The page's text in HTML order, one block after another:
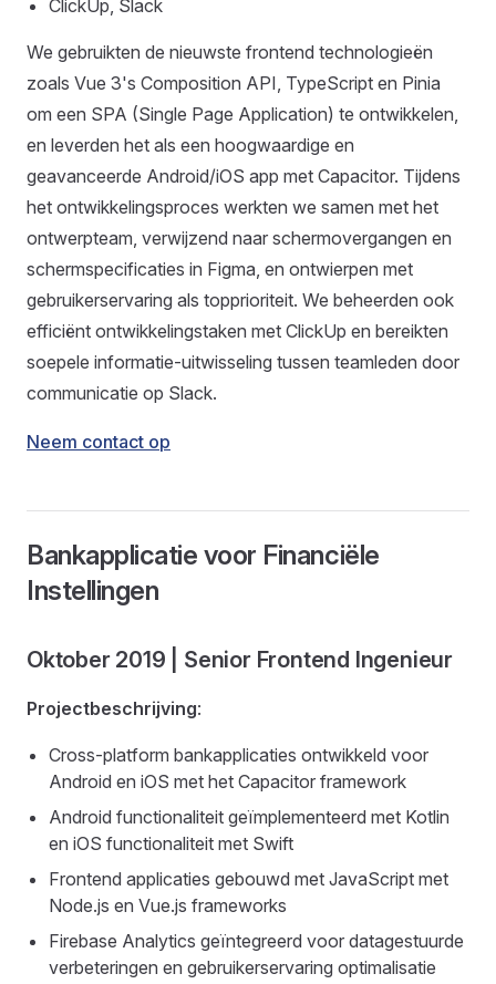
ClickUp, Slack
We gebruikten de nieuwste frontend technologieën
zoals Vue 3's Composition API, TypeScript en Pinia
om een SPA (Single Page Application) te ontwikkelen,
en leverden het als een hoogwaardige en
geavanceerde Android/iOS app met Capacitor. Tijdens
het ontwikkelingsproces werkten we samen met het
ontwerpteam, verwijzend naar schermovergangen en
schermspecificaties in Figma, en ontwierpen met
gebruikerservaring als topprioriteit. We beheerden ook
efficiënt ontwikkelingstaken met ClickUp en bereikten
soepele informatie-uitwisseling tussen teamleden door
communicatie op Slack.
Neem contact op
Bankapplicatie voor Financiële
Instellingen
Oktober 2019 | Senior Frontend Ingenieur
Projectbeschrijving:
Cross-platform bankapplicaties ontwikkeld voor
Android en iOS met het Capacitor framework
Android functionaliteit geïmplementeerd met Kotlin
en iOS functionaliteit met Swift
Frontend applicaties gebouwd met JavaScript met
Node.js en Vue.js frameworks
Firebase Analytics geïntegreerd voor datagestuurde
verbeteringen en gebruikerservaring optimalisatie